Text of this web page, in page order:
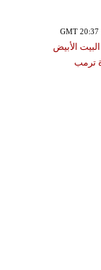
الأبيض
ترمب